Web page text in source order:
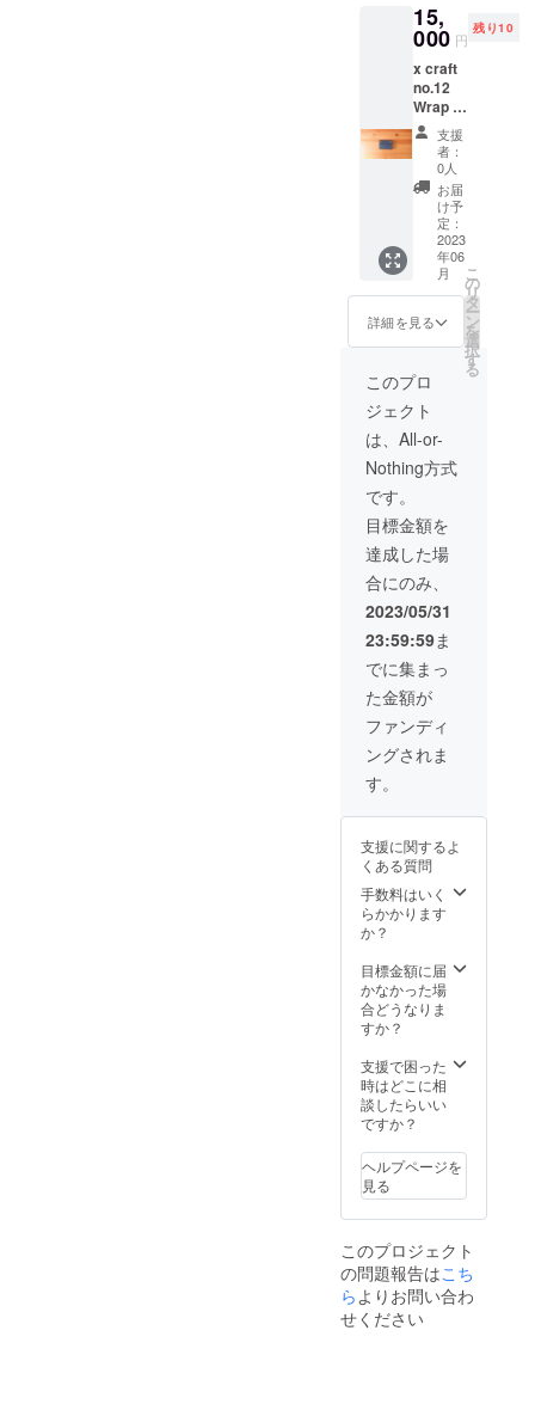
15,
000 円
残り10
x craft
no.12
Wrap 手
のひら
サイズ
のコン
パクト
財布
支援
者：
0人
お届
け予
定：
2023
年06
月
詳細を見る
こ
の
リ
タ
ー
ン
を
選
択
す
る
このプロ
ジェクト
は、All-or-
Nothing方式
です。
目標金額を
達成した場
合にのみ、
2023/05/31
23:59:59ま
でに集まっ
た金額が
ファンディ
ングされま
す。
支援に関するよ
くある質問
手数料はいく
らかかります
か？
目標金額に届
かなかった場
合どうなりま
すか？
支援で困った
時はどこに相
談したらいい
ですか？
ヘルプページを
見る
このプロジェクト
の問題報告はこち
らよりお問い合わ
せください